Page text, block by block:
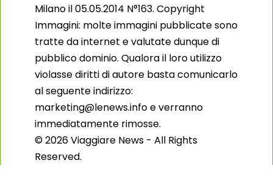
Milano il 05.05.2014 N°163. Copyright
Immagini: molte immagini pubblicate sono
tratte da internet e valutate dunque di
pubblico dominio. Qualora il loro utilizzo
violasse diritti di autore basta comunicarlo
al seguente indirizzo:
marketing@lenews.info e verranno
immediatamente rimosse.
© 2026 Viaggiare News - All Rights
Reserved.